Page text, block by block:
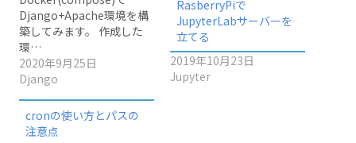
Django+Apache環境を構
築してみます。 作成した
環…
2020年9月25日
Django
RasberryPiで
JupyterLabサーバーを
立てる
2019年10月23日
Jupyter
cronの使い方とパスの
注意点